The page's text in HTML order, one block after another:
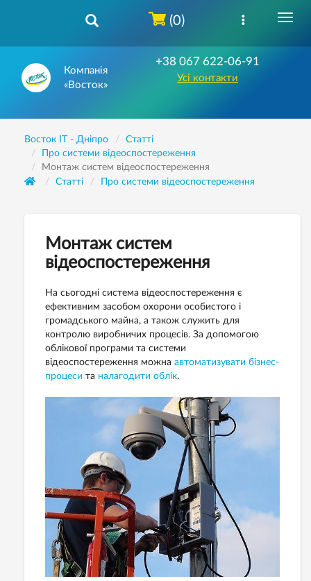
Компанія
«Восток»
+38 067 622-06-91
Усі контакти
(0)
Восток IT - Дніпро
Статті
Про системи відеоспостереження
Монтаж систем відеоспостереження
Статті
Про системи відеоспостереження
Монтаж систем
відеоспостереження
На сьогодні система відеоспостереження є
ефективним засобом охорони особистого і
громадського майна, а також служить для
контролю виробничих процесів. За допомогою
облікової програми та системи
відеоспостереження можна автоматизувати бізнес-
процеси та налагодити облік.